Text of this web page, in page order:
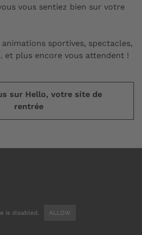
vous sentiez bien sur votre
sportives, spectacles,
et plus encore vous attendent !
sur Hello, votre site de
rentrée
is disabled. ALLOW